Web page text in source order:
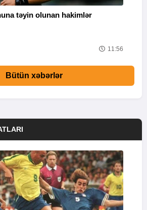
təyin olunan hakimlər
11:56
Bütün xəbərlər